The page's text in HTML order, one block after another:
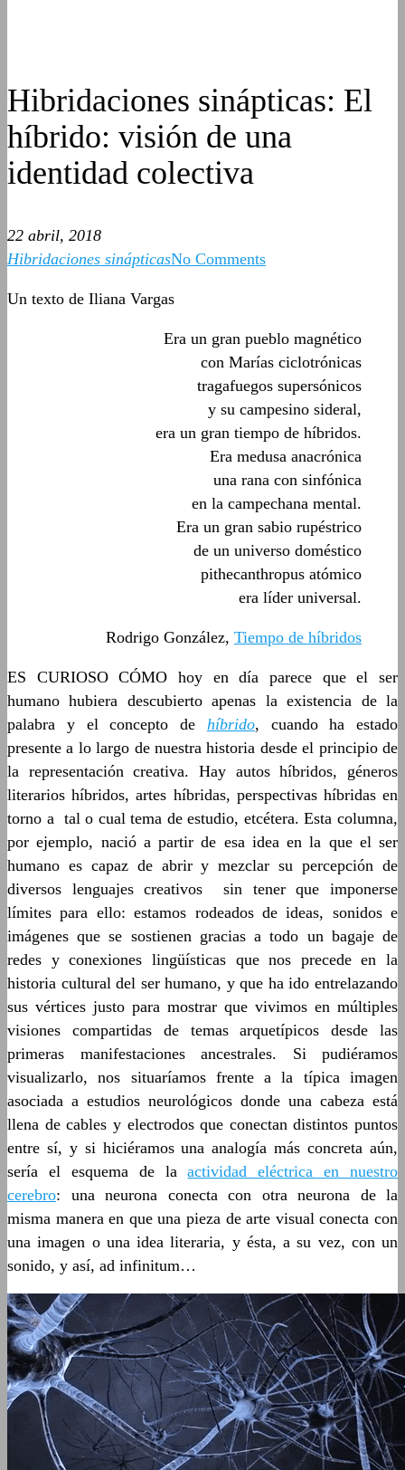
Hibridaciones sinápticas: El
híbrido: visión de una
identidad colectiva
22 abril, 2018
Hibridaciones sinápticasNo Comments
Un texto de Iliana Vargas
Era un gran pueblo magnético
con Marías ciclotrónicas
tragafuegos supersónicos
y su campesino sideral,
era un gran tiempo de híbridos.
Era medusa anacrónica
una rana con sinfónica
en la campechana mental.
Era un gran sabio rupéstrico
de un universo doméstico
pithecanthropus atómico
era líder universal.
Rodrigo González, Tiempo de híbridos
ES CURIOSO CÓMO hoy en día parece que el ser
humano hubiera descubierto apenas la existencia de la
palabra y el concepto de híbrido, cuando ha estado
presente a lo largo de nuestra historia desde el principio de
la representación creativa. Hay autos híbridos, géneros
literarios híbridos, artes híbridas, perspectivas híbridas en
torno a tal o cual tema de estudio, etcétera. Esta columna,
por ejemplo, nació a partir de esa idea en la que el ser
humano es capaz de abrir y mezclar su percepción de
diversos lenguajes creativos sin tener que imponerse
límites para ello: estamos rodeados de ideas, sonidos e
imágenes que se sostienen gracias a todo un bagaje de
redes y conexiones lingüísticas que nos precede en la
historia cultural del ser humano, y que ha ido entrelazando
sus vértices justo para mostrar que vivimos en múltiples
visiones compartidas de temas arquetípicos desde las
primeras manifestaciones ancestrales. Si pudiéramos
visualizarlo, nos situaríamos frente a la típica imagen
asociada a estudios neurológicos donde una cabeza está
llena de cables y electrodos que conectan distintos puntos
entre sí, y si hiciéramos una analogía más concreta aún,
sería el esquema de laactividad eléctrica en nuestro
cerebro: una neurona conecta con otra neurona de la
misma manera en que una pieza de arte visual conecta con
una imagen o una idea literaria, y ésta, a su vez, con un
sonido, y así, ad infinitum…